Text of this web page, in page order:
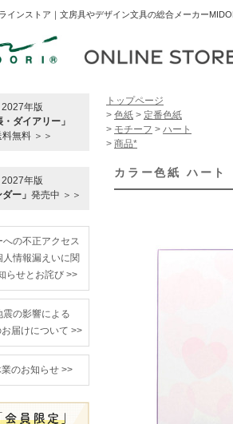
インストア｜文房具やデザイン文具の総合メーカー
2027年版
・ダイアリー」
料無料 ＞＞
2027年版
ー」 発売中 ＞＞
への不正アクセス
人情報漏えいに関
らせとお詫び >>
震の影響による
届けについて >>
のお知らせ >>
トップページ
> 色紙 > 定番色紙
> モチーフ > ハート
> 商品*
カラー色紙 ハー